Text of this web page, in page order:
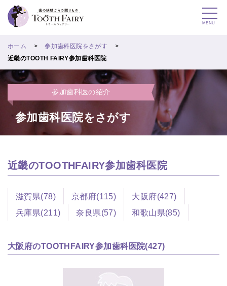
MENU
ホーム
参加歯科医院をさがす
近畿のTOOTH FAIRY参加歯科医院
参加歯科医の紹介
参加歯科医院をさがす
近畿のTOOTHFAIRY参加歯科医院
滋賀県(78) 京都府(115)
大阪府(427)
兵庫県(211)
奈良県(57) 和歌山県(85)
大阪府のTOOTHFAIRY参加歯科医院(427)